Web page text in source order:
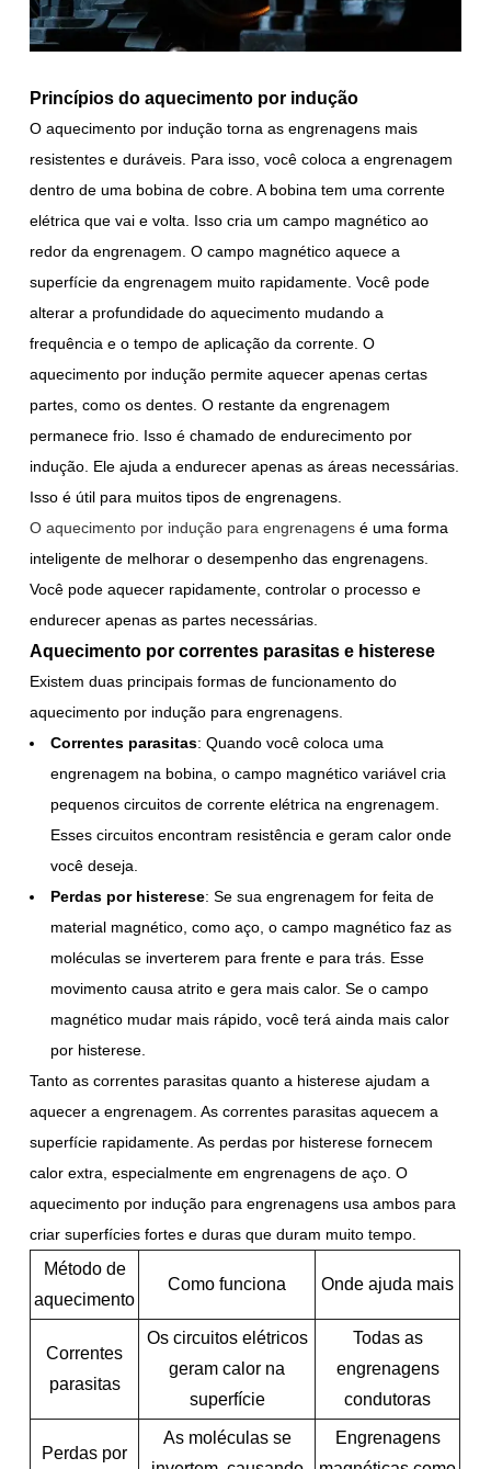
Princípios do aquecimento por indução
O aquecimento por indução torna as engrenagens mais
resistentes e duráveis. Para isso, você coloca a engrenagem
dentro de uma bobina de cobre. A bobina tem uma corrente
elétrica que vai e volta. Isso cria um campo magnético ao
redor da engrenagem. O campo magnético aquece a
superfície da engrenagem muito rapidamente. Você pode
alterar a profundidade do aquecimento mudando a
frequência e o tempo de aplicação da corrente. O
aquecimento por indução permite aquecer apenas certas
partes, como os dentes. O restante da engrenagem
permanece frio. Isso é chamado de endurecimento por
indução. Ele ajuda a endurecer apenas as áreas necessárias.
Isso é útil para muitos tipos de engrenagens.
O aquecimento por indução para engrenagens é uma forma
inteligente de melhorar o desempenho das engrenagens.
Você pode aquecer rapidamente, controlar o processo e
endurecer apenas as partes necessárias.
Aquecimento por correntes parasitas e histerese
Existem duas principais formas de funcionamento do
aquecimento por indução para engrenagens.
Correntes parasitas: Quando você coloca uma
engrenagem na bobina, o campo magnético variável cria
pequenos circuitos de corrente elétrica na engrenagem.
Esses circuitos encontram resistência e geram calor onde
você deseja.
Perdas por histerese: Se sua engrenagem for feita de
material magnético, como aço, o campo magnético faz as
moléculas se inverterem para frente e para trás. Esse
movimento causa atrito e gera mais calor. Se o campo
magnético mudar mais rápido, você terá ainda mais calor
por histerese.
Tanto as correntes parasitas quanto a histerese ajudam a
aquecer a engrenagem. As correntes parasitas aquecem a
superfície rapidamente. As perdas por histerese fornecem
calor extra, especialmente em engrenagens de aço. O
aquecimento por indução para engrenagens usa ambos para
criar superfícies fortes e duras que duram muito tempo.
Método de
aquecimento
Como funciona Onde ajuda mais
Correntes
parasitas
Os circuitos elétricos
geram calor na
superfície
Todas as
engrenagens
condutoras
Perdas por
As moléculas se
Engrenagens